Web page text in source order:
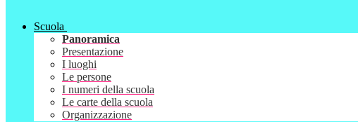
Scuola
Panoramica
Presentazione
I luoghi
Le persone
I numeri della scuola
Le carte della scuola
Organizzazione